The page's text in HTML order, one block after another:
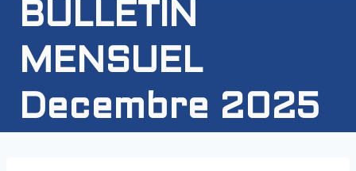
BULLETIN
MENSUEL
Decembre 2025